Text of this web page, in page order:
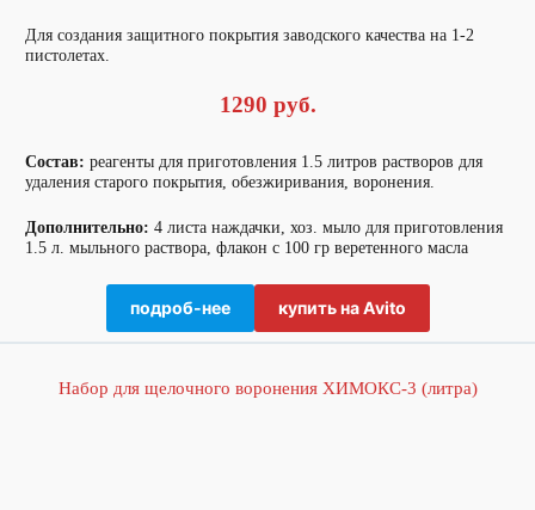
Для создания защитного покрытия заводского качества на 1-2
пистолетах.
1290 руб.
Состав: реагенты для приготовления 1.5 литров растворов для
удаления старого покрытия, обезжиривания, воронения.
Дополнительно:4 листа наждачки, хоз. мыло для приготовления
1.5 л. мыльного раствора, флакон с 100 гр веретенного масла
подроб-нее купить на Avito
Набор для щелочного воронения ХИМОКС-3 (литра)